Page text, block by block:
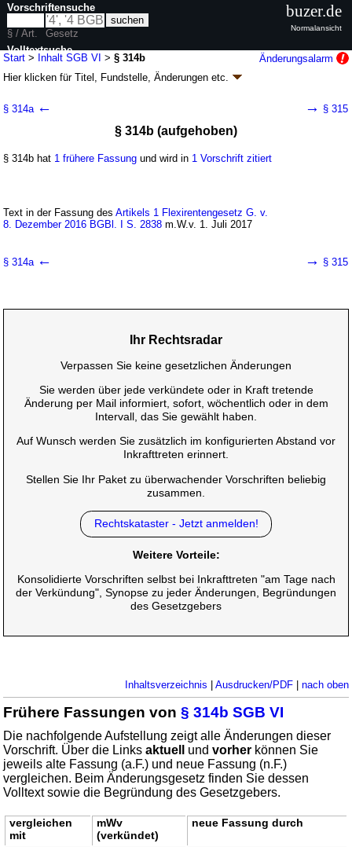
Start > Inhalt SGB VI >§ 314b
Änderungsalarm
Hier klicken fürTitel, Fundstelle, Änderungen etc.
Buch (VI) - Gesetzliche Rentenversicherung -
neugefasst durch B. v. 19.02.2002BGBl. I S. 754, 1404, 3384; zuletzt
G. v. 24.07.2026
wird in 1058 Vorschriften zitiert
neuen Rechts
§ 314a ← → § 315
§ 314b (aufgehoben)
§ 314b hat 1 frühere Fassung und wird in 1 Vorschrift zitiert
Text in der Fassung desArtikels 1 Flexirentengesetz G. v.
8. Dezember 2016 BGBl. I S. 2838 m.W.v. 1. Juli 2017
§ 314a ← → § 315
Ihr Rechtsradar
Verpassen Sie keine gesetzlichen Änderungen
Sie werden über jede verkündete oder in Kraft tretende
Änderung per Mail informiert, sofort, wöchentlich oder in dem
Intervall, das Sie gewählt haben.
Auf Wunsch werden Sie zusätzlich im konfigurierten Abstand vor
Inkrafttreten erinnert.
Stellen Sie Ihr Paket zu überwachender Vorschriften beliebig
zusammen.
Rechtskataster - Jetzt anmelden!
Weitere Vorteile:
Konsolidierte Vorschriften selbst bei Inkrafttreten "am Tage nach
der Verkündung", Synopse zu jeder Änderungen, Begründungen
des Gesetzgebers
Inhaltsverzeichnis Ausdrucken/PDF| nach oben
Frühere Fassungen von§ 314b SGB VI
Die nachfolgende Aufstellung zeigt alle Änderungen dieser
Vorschrift. Über die Linksaktuell undvorher können Sie
jeweils alte Fassung (a.F.) und neue Fassung (n.F.)
vergleichen. Beim Änderungsgesetz finden Sie dessen
Volltext sowie die Begründung des Gesetzgebers.
vergleichen
mit
mWv
(verkündet)
neue Fassung durch
Vorschriftensuche
§ / Art.
Gesetz
Volltextsuche
nur in SGB VI
buzer.de
Normalansicht